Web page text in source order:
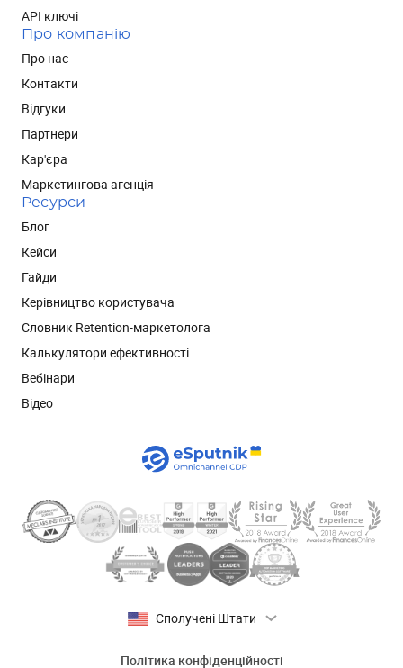
API ключі
Про компанію
Про нас
Контакти
Відгуки
Партнери
Кар'єра
Маркетингова агенція
Ресурси
Блог
Кейси
Гайди
Керівництво користувача
Словник Retention-маркетолога
Калькулятори ефективності
Вебінари
Відео
Сполучені Штати
Політика конфіденційності